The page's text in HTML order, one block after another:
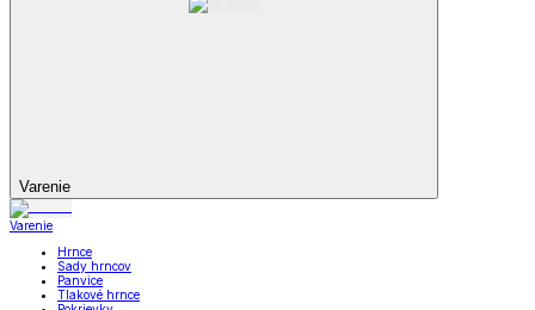
Varenie
Varenie
Hrnce
Sady hrncov
Panvice
Tlakové hrnce